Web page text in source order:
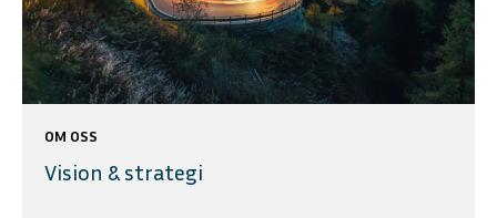
OM OSS
Vision & strategi